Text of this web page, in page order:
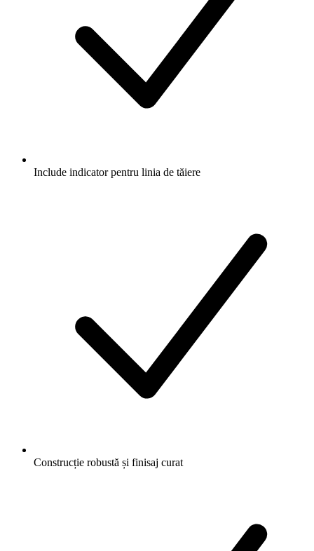
Include indicator pentru linia de tăiere
Construcție robustă și finisaj curat